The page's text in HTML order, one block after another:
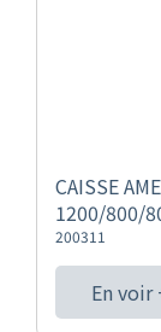
CAISSE
1200/800/
200311
En voir